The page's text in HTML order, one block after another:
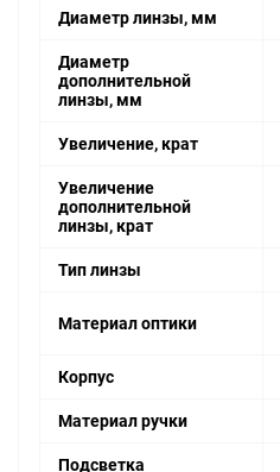
Диаметр линзы, мм
Диаметр
дополнительной
линзы, мм
Увеличение, крат
Увеличение
дополнительной
линзы, крат
Тип линзы
Материал оптики
Корпус
Материал ручки
Подсветка